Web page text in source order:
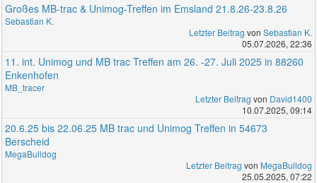
Großes MB-trac & Unimog-Treffen im Emsland 21.8.26-23.8.26
Sebastian K.
Letzter Beitrag von Sebastian K.
05.07.2026, 22:36
11. int. Unimog und MB trac Treffen am 26. -27. Juli 2025 in 88260
Enkenhofen
MB_tracer
Letzter Beitrag von David1400
10.07.2025, 09:14
20.6.25 bis 22.06.25 MB trac und Unimog Treffen in 54673
Berscheid
MegaBulldog
Letzter Beitrag von MegaBulldog
25.05.2025, 07:22